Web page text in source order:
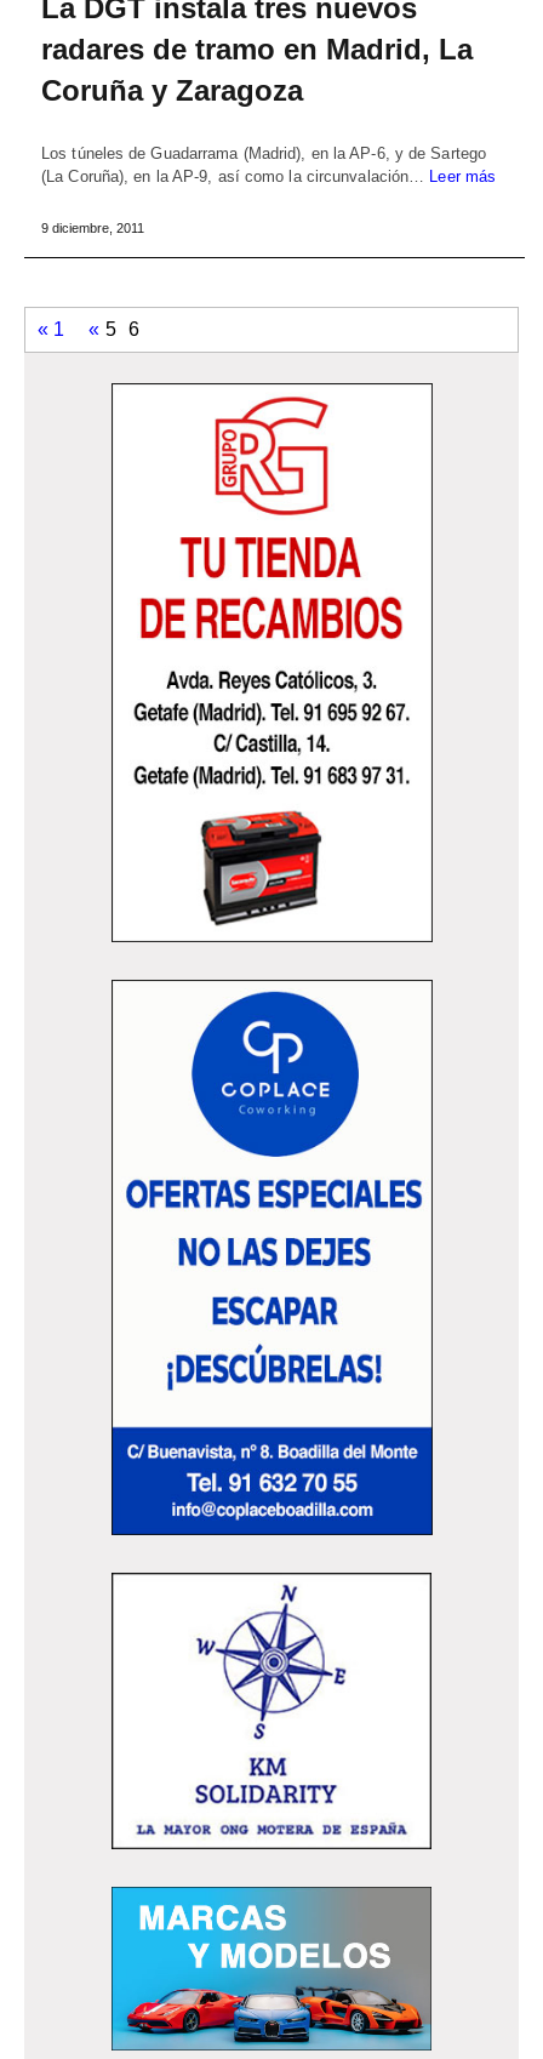
La DGT instala tres nuevos
radares de tramo en Madrid, La
Coruña y Zaragoza
Los túneles de Guadarrama (Madrid), en la AP-6, y de Sartego
(La Coruña), en la AP-9, así como la circunvalación… Leer más
9 diciembre, 2011
« 1 « 5 6